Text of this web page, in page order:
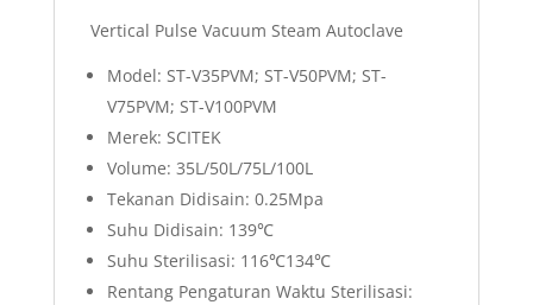
Vertical Pulse Vacuum Steam Autoclave
Model: ST-V35PVM; ST-V50PVM; ST-
V75PVM; ST-V100PVM
Merek: SCITEK
Volume: 35L/50L/75L/100L
Tekanan Didisain: 0.25Mpa
Suhu Didisain: 139℃
Suhu Sterilisasi: 116℃134℃
Rentang Pengaturan Waktu Sterilisasi: